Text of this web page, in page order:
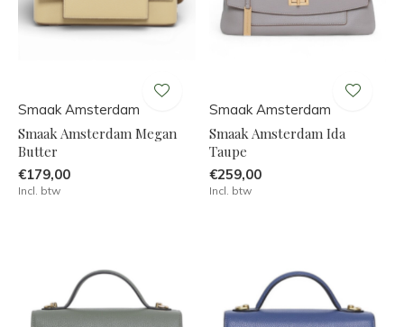
Smaak Amsterdam
Smaak Amsterdam Megan
Butter
€179,00
Incl. btw
Smaak Amsterdam
Smaak Amsterdam Ida
Taupe
€259,00
Incl. btw